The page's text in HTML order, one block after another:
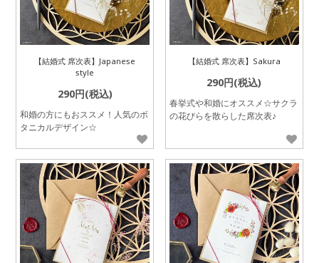
【結婚式 席次表】Japanese
style
290円(税込)
和婚の方にもおススメ！人気のボ
タニカルデザイン☆
【結婚式 席次表】Sakura
290円(税込)
春挙式や和婚にオススメ☆サクラ
の花びらを散らした席次表♪